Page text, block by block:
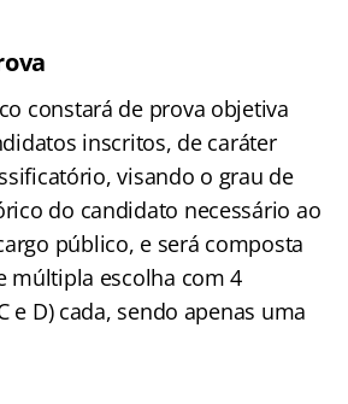
constará de prova objetiva
inscritos, de caráter
visando o grau de
do candidato necessário ao
público, e será composta
múltipla escolha com 4
e D) cada, sendo apenas uma